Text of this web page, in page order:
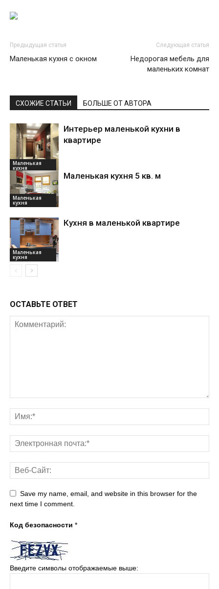
Предыдущая статья
Маленькая кухня с окном
Следующая статья
Недорогая мебель для
маленьких комнат
СХОЖИЕ СТАТЬИ БОЛЬШЕ ОТ АВТОРА
Маленькая
кухня
Интерьер маленькой кухни в
квартире
Маленькая
кухня
Маленькая кухня 5 кв. м
Маленькая
кухня
Кухня в маленькой квартире
ОСТАВЬТЕ ОТВЕТ
Save my name, email, and website in this browser for the
next time I comment.
Код безопасности *
Введите символы отображаемые выше: